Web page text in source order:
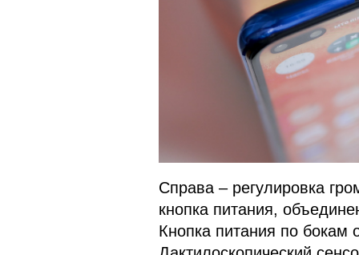
Справа – регулировка
кнопка питания,
Кнопка питания по